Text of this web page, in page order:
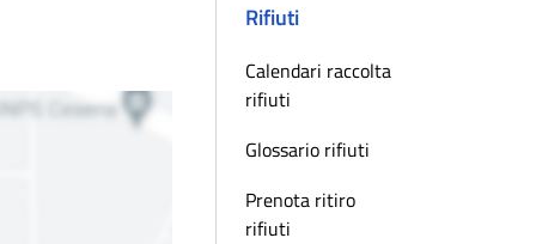
Rifiuti
Calendari raccolta
rifiuti
Glossario rifiuti
Prenota ritiro
rifiuti